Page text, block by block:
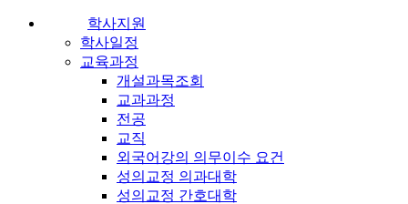
학사지원
학사일정
교육과정
개설과목조회
교과과정
전공
교직
외국어강의 의무이수 요건
성의교정 의과대학
성의교정 간호대학